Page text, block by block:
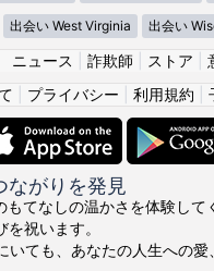
出会い West Virginia 出会い
ニュース 詐欺師 ストア
プライバシー 利用規約
ながりを発見
もてなしの温かさを体験し
祝います。
ても、あなたの人生への